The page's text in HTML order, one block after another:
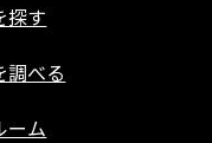
探す
調べる
ーム